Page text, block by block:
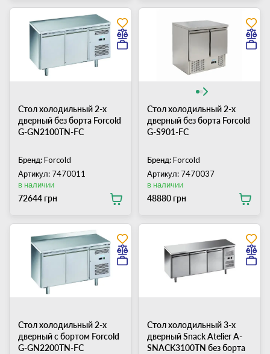
Стол холодильный 2-х
дверный без борта Forcold
G-GN2100TN-FC
Бренд:Forcold
Артикул: 7470011
72644 грн
в наличии
Стол холодильный 2-х
дверный без борта Forcold
G-S901-FC
Бренд:Forcold
Артикул: 7470037
48880 грн
в наличии
Стол холодильный 2-х
дверный с бортом Forcold
G-GN2200TN-FC
Стол холодильный 3-х
дверный Snack Atelier А-
SNACK3100TN без борта